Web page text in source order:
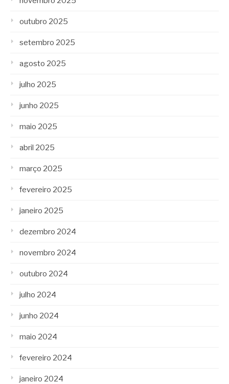
outubro 2025
setembro 2025
agosto 2025
julho 2025
junho 2025
maio 2025
abril 2025
março 2025
fevereiro 2025
janeiro 2025
dezembro 2024
novembro 2024
outubro 2024
julho 2024
junho 2024
maio 2024
fevereiro 2024
janeiro 2024